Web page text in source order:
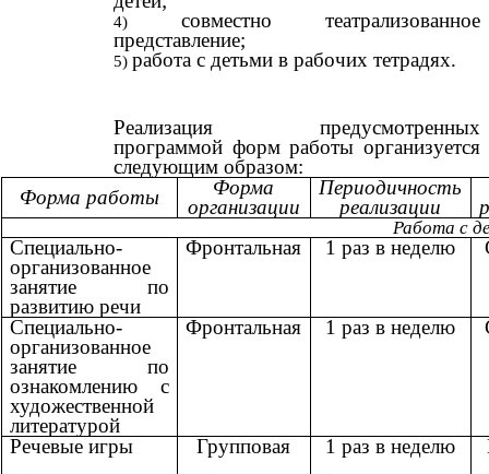
совместно театрализованное
представление;
работа с детьми в рабочих тетрадях.
Реализация предусмотренных
программой форм работы организуется
следующим образом:
Форма работы
Форма
организации
Периодичность
реализации
Работа с
Специально-
организованное
занятие по
развитию речи
Фронтальная 1 раз в неделю
Специально-
организованное
занятие по
ознакомлению с
художественной
литературой
Фронтальная 1 раз в неделю
Речевые игры Групповая 1 раз в неделю